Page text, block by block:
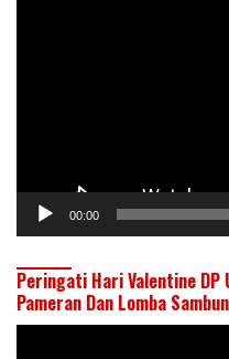
00:00
Peringati Hari Valentine DP
Pameran Dan Lomba